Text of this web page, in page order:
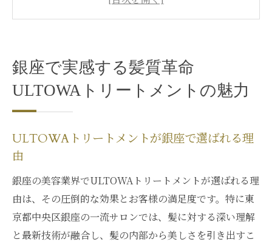
ト
銀座で求める美髪の新基準
ULTOWAトリートメントの特別な効果
ULTOWAトリートメントで叶える美髪の未来縮
美髪を実現するための新しい選択
ULTOWAトリートメントの持続する効果
銀座で実感する髪質革命
ULTOWAトリートメントの魅力
ULTOWAトリートメントが銀座で選ばれる理
由
銀座の美容業界でULTOWAトリートメントが選ばれる理
由は、その圧倒的な効果とお客様の満足度です。特に東
京都中央区銀座の一流サロンでは、髪に対する深い理解
と最新技術が融合し、髪の内部から美しさを引き出すこ